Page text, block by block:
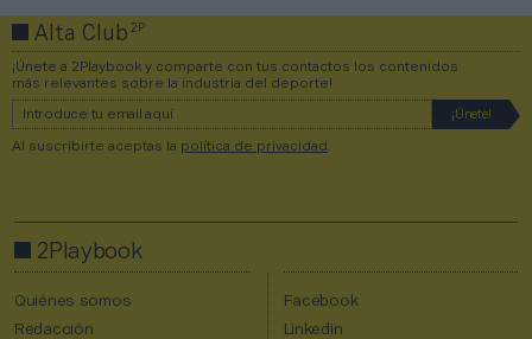
Alta Club2P
¡Únete a 2Playbook y comparte con tus contactos los contenidos
más relevantes sobre la industria del deporte!
Al suscribirte aceptas la política de privacidad
2Playbook
Quiénes somos
Redacción
Facebook
Linkedin